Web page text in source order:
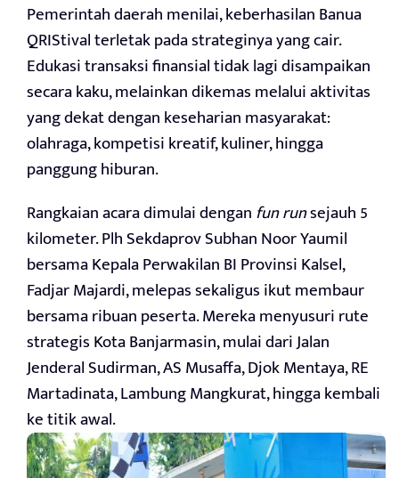
Pemerintah daerah menilai, keberhasilan Banua
QRIStival terletak pada strateginya yang cair.
Edukasi transaksi finansial tidak lagi disampaikan
secara kaku, melainkan dikemas melalui aktivitas
yang dekat dengan keseharian masyarakat:
olahraga, kompetisi kreatif, kuliner, hingga
panggung hiburan.
Rangkaian acara dimulai denganfun runsejauh 5
kilometer. Plh Sekdaprov Subhan Noor Yaumil
bersama Kepala Perwakilan BI Provinsi Kalsel,
Fadjar Majardi, melepas sekaligus ikut membaur
bersama ribuan peserta. Mereka menyusuri rute
strategis Kota Banjarmasin, mulai dari Jalan
Jenderal Sudirman, AS Musaffa, Djok Mentaya, RE
Martadinata, Lambung Mangkurat, hingga kembali
ke titik awal.